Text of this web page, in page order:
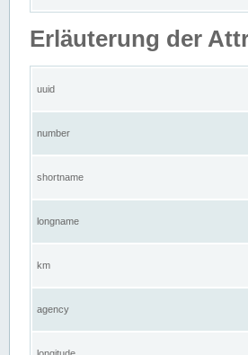
Erläuterung der
uuid
number
shortname
longname
km
agency